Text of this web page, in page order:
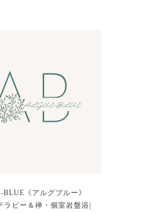
《アルグブルー》
ラピー＆禅・個室岩盤浴|